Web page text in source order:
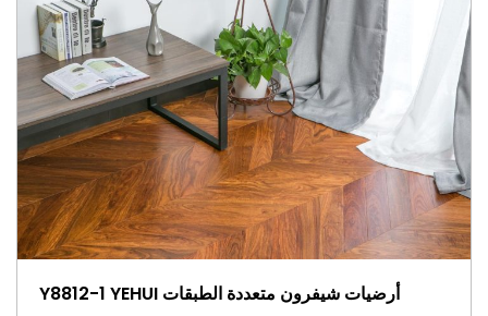
أرضيات شيفرون متعددة الطبقات Y8812-1 YEHUI